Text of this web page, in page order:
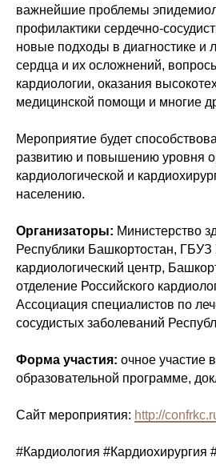
важнейшие проблемы
профилактики сердечно-
новые подходы в диагностике и
сердца и их осложнений,
кардиологии, оказания
медицинской помощи и многие
Мероприятие будет
развитию и повышению уровня
кардиологической и
населению.
Организаторы: Министерство
Республики Башкортостан, ГБУЗ
кардиологический центр,
отделение Российского
Ассоциация специалистов по
сосудистых заболеваний
Форма участия: очное участие
образовательной программе,
Сайт мероприятия: http://
#Кардиология